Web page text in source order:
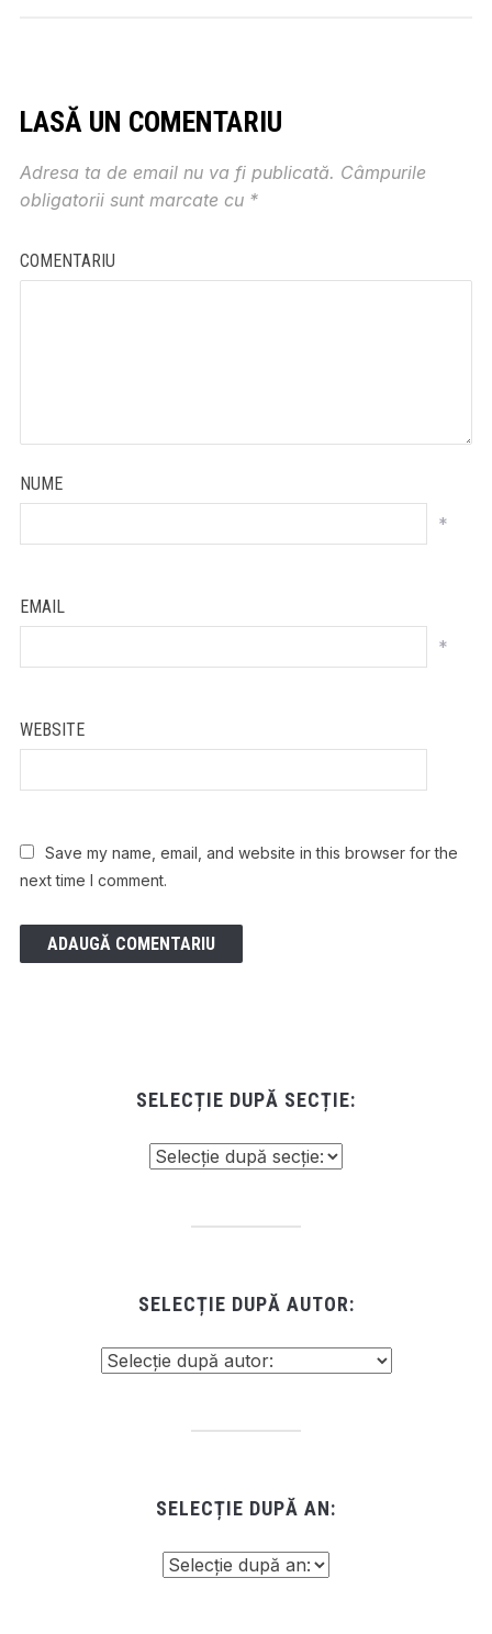
LASĂ UN COMENTARIU
Adresa ta de email nu va fi publicată. Câmpurile
obligatorii sunt marcate cu *
COMENTARIU
NUME
*
EMAIL
*
WEBSITE
Save my name, email, and website in this browser for the
next time I comment.
SELECȚIE DUPĂ SECȚIE:
SELECȚIE DUPĂ AUTOR:
SELECȚIE DUPĂ AN: